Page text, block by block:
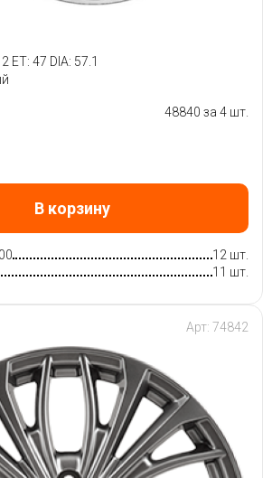
ET: 47 DIA: 57.1
48840 за 4 шт.
В корзину
12 шт.
11 шт.
Арт: 74842